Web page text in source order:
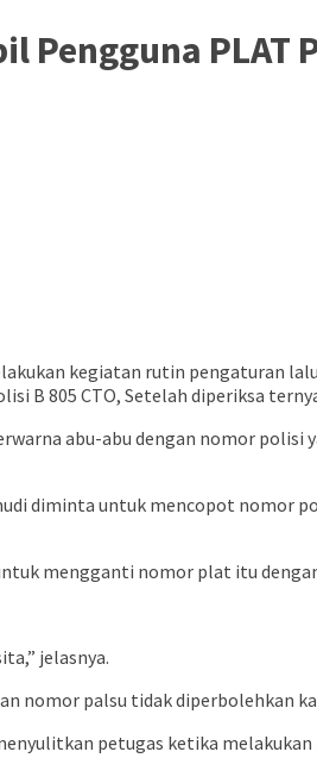
Pengguna PLAT
kegiatan rutin pengaturan
B 805 CTO, Setelah diperiksa
abu-abu dengan nomor
diminta untuk mencopot nomor
mengganti nomor plat itu
jelasnya.
nomor palsu tidak diperbolehkan
petugas ketika melakukan